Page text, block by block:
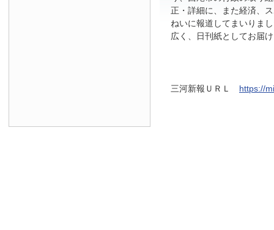
正・詳細に、また経済、
ねいに報道してまいりま
広く、日刊紙としてお届
三河新報ＵＲＬ https://